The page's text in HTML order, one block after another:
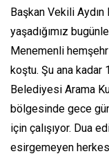
Başkan Vekili Aydın
yaşadığımız
Menemenli
koştu. Şu ana kadar
Belediyesi Arama
bölgesinde gece
için çalışıyor. Dua
esirgemeyen